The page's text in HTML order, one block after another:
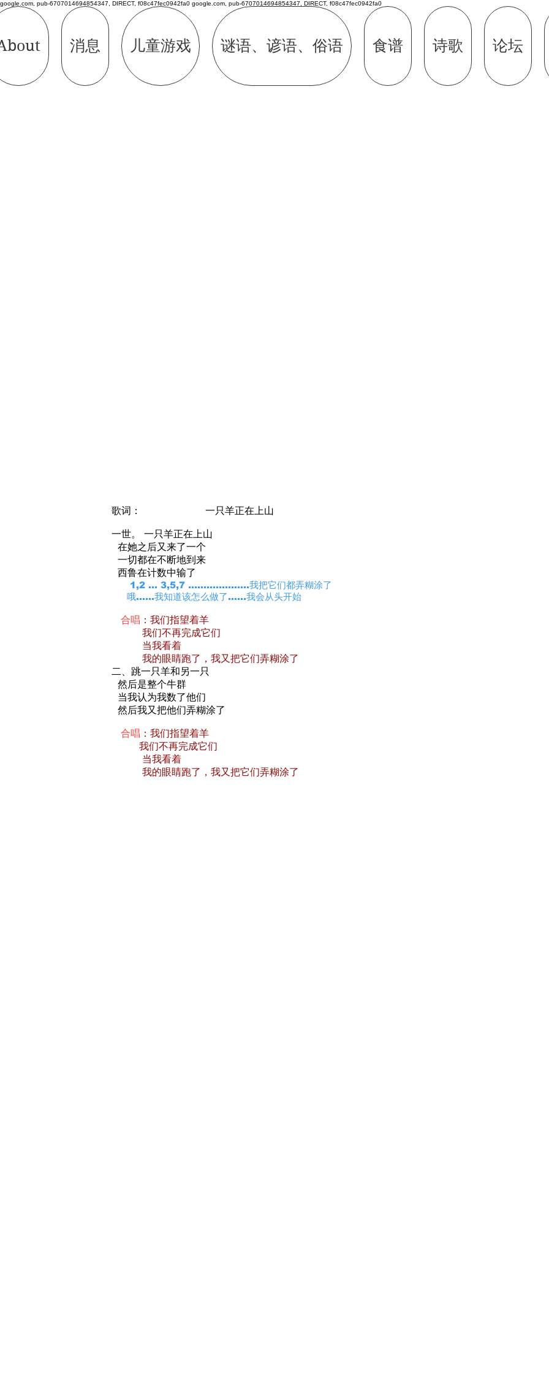
google.com, pub-6707014694854347, DIRECT, f08c47fec0942fa0 google.com, pub-6707014694854347, DIRECT, f08c47fec0942fa0
消息 儿童游戏 谜语、谚语、俗语 食谱 诗歌 论坛
歌词： 一只羊正在上山
一世。
一只羊正在上山
在她之后又来了一个
一切都在不断地到来
西鲁在计数中输了
1,2 ... 3,5,7 ....................我把它们都弄糊涂了
哦......我知道该怎么做了......我会从头开始
合唱 ：我们指望着羊
我们不再完成它们
当我看着
我的眼睛跑了，我又把它们弄糊涂了
二、跳一只羊和另一只
然后是整个牛群
当我认为我数了他们
然后我又把他们弄糊涂了
合唱 ：我们指望着羊
我们不再完成它们
当我看着
我的眼睛跑了，我又把它们弄糊涂了